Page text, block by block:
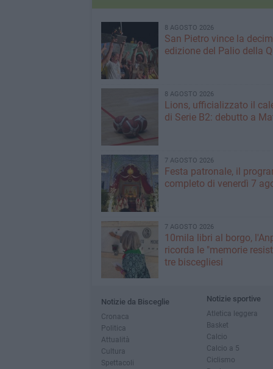
8 AGOSTO 2026
San Pietro vince la
edizione del Palio della
8 AGOSTO 2026
Lions, ufficializzato il
di Serie B2: debutto a
7 AGOSTO 2026
Festa patronale, il
completo di venerdì 7
7 AGOSTO 2026
10mila libri al borgo,
ricorda le "memorie
tre biscegliesi
Notizie da Bisceglie
Cronaca
Politica
Attualità
Cultura
Spettacoli
Notizie sportive
Atletica leggera
Basket
Calcio
Calcio a 5
Ciclismo